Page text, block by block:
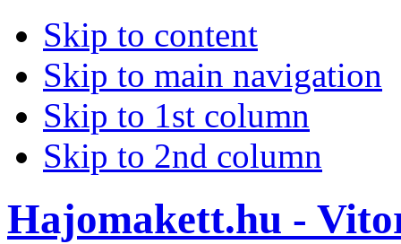
Skip to content
Skip to main navigation
Skip to 1st column
Skip to 2nd column
Hajomakett.hu -